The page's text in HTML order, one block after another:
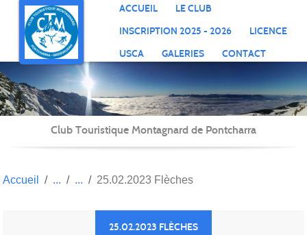
ACCUEIL
LE CLUB
INSCRIPTION 2025 - 2026
LICENCE
USCA
GALERIES CONTACT
Club Touristique Montagnard de Pontcharra
Accueil 25.02.2023 Flèches
25.02.2023 FLÈCHES
Panneau de gestion des cookies